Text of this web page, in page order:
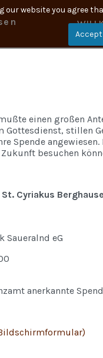
einen großen
Gottesdienst, stillen
Spende
besuchen
Cyriakus
Saueralnd eG
anerkannte
our website you agree